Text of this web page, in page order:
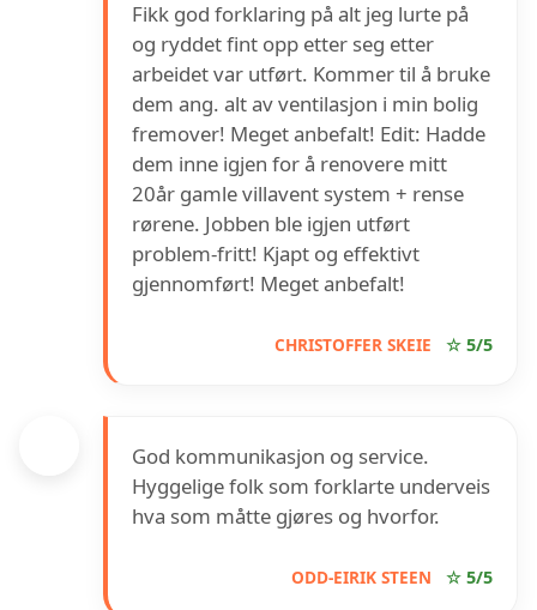
Fikk god forklaring på alt jeg lurte på
og ryddet fint opp etter seg etter
arbeidet var utført. Kommer til å bruke
dem ang. alt av ventilasjon i min bolig
fremover! Meget anbefalt! Edit: Hadde
dem inne igjen for å renovere mitt
20år gamle villavent system + rense
rørene. Jobben ble igjen utført
problem-fritt! Kjapt og effektivt
gjennomført! Meget anbefalt!
CHRISTOFFER SKEIE ☆ 5/5
God kommunikasjon og service.
Hyggelige folk som forklarte underveis
hva som måtte gjøres og hvorfor.
ODD-EIRIK STEEN ☆ 5/5